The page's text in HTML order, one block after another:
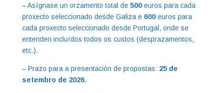
– Asígnase un orzamento total de 500euros para cada
proxecto seleccionado desde Galiza e 600euros para
cada proxecto seleccionado desde Portugal, onde se
entenden incluídos todos os custos (desprazamentos,
etc.).
– Prazo para a presentación de propostas: 25 de
setembro de 2026.